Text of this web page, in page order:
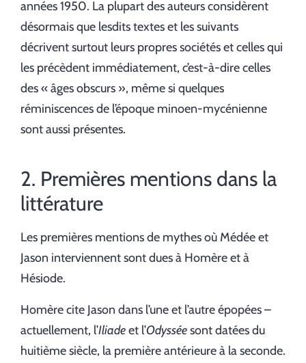
années 1950. La plupart des auteurs considèrent
désormais que lesdits textes et les suivants
décrivent surtout leurs propres sociétés et celles qui
les précèdent immédiatement, c’est-à-dire celles
des « âges obscurs », même si quelques
réminiscences de l’époque minoen-mycénienne
sont aussi présentes.
2. Premières mentions dans la
littérature
Les premières mentions de mythes où Médée et
Jason interviennent sont dues à Homère et à
Hésiode.
Homère cite Jason dans l’une et l’autre épopées –
actuellement, l’Iliadeet l’Odysséesont datées du
huitième siècle, la première antérieure à la seconde.